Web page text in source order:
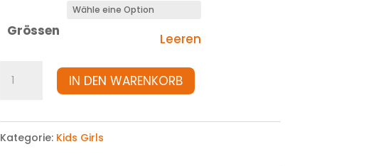
Grössen
Leeren
Cardigan
IN DEN WARENKORB
Kategorie: Kids Girls